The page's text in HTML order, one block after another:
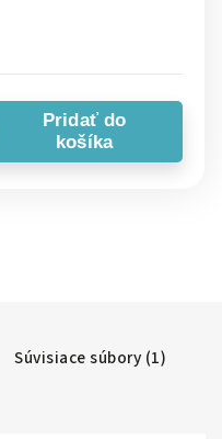
Pridať do
košíka
Súvisiace súbory (1)